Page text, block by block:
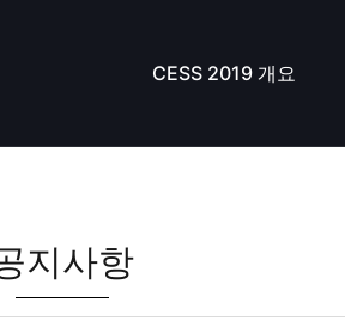
CESS 2019 개요
지사항